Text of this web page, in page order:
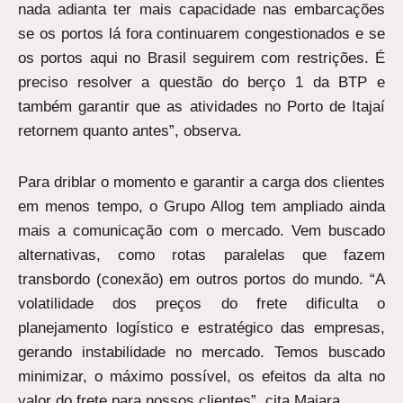
nada adianta ter mais capacidade nas embarcações
se os portos lá fora continuarem congestionados e se
os portos aqui no Brasil seguirem com restrições. É
preciso resolver a questão do berço 1 da BTP e
também garantir que as atividades no Porto de Itajaí
retornem quanto antes”, observa.
Para driblar o momento e garantir a carga dos clientes
em menos tempo, o Grupo Allog tem ampliado ainda
mais a comunicação com o mercado. Vem buscado
alternativas, como rotas paralelas que fazem
transbordo (conexão) em outros portos do mundo. “A
volatilidade dos preços do frete dificulta o
planejamento logístico e estratégico das empresas,
gerando instabilidade no mercado. Temos buscado
minimizar, o máximo possível, os efeitos da alta no